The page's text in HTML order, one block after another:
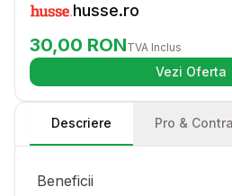
husse.ro
30,00 RONTVA Inclus
Vezi Oferta
(se
Descriere Pro & Contra
Beneficii